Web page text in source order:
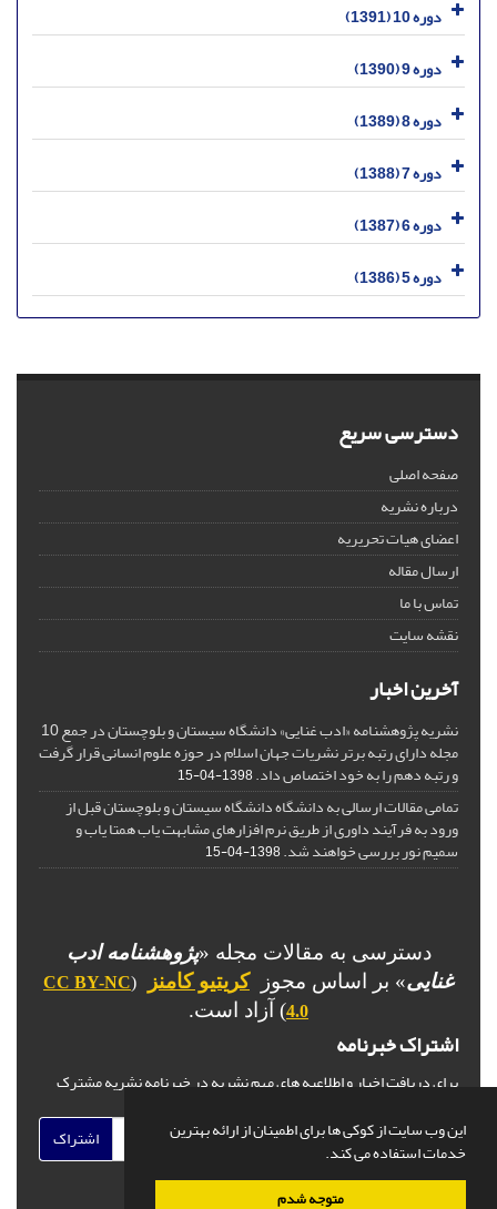
این وب سایت از کوکی ها برای اطمینان از ارائه بهترین
خدمات استفاده می کند.
متوجه شدم
دوره 10 (1391)
دوره 9 (1390)
دوره 8 (1389)
دوره 7 (1388)
دوره 6 (1387)
دوره 5 (1386)
دسترسی سریع
صفحه اصلی
درباره نشریه
اعضای هیات تحریریه
ارسال مقاله
تماس با ما
نقشه سایت
آخرین اخبار
نشریه پژوهشنامه «ادب غنایی» دانشگاه سیستان و بلوچستان در جمع 10
مجله دارای رتبه برتر نشریات جهان اسلام در حوزه علوم انسانی قرار گرفت
و رتبه دهم را به خود اختصاص داد.1398-04-15
تمامی مقالات ارسالی به دانشگاه دانشگاه سیستان و بلوچستان قبل از
ورود به فرآیند داوری از طریق نرم افزارهای مشابهت یاب همتا یاب و
سمیم نور بررسی خواهند شد.1398-04-15
دسترسی به مقالات مجله «پژوهشنامه ادب
غنایی» بر اساس مجوزکریتیو کامنز (
CC BY-NC
4.0) آزاد است.
اشتراک خبرنامه
برای دریافت اخبار و اطلاعیه های مهم نشریه در خبرنامه نشریه مشترک
اشتراک